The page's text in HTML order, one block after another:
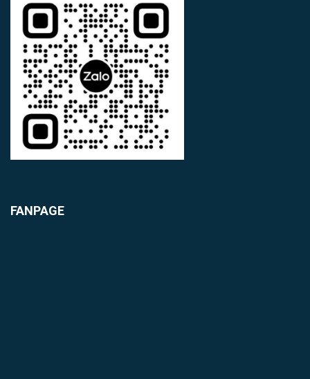
FANPAGE